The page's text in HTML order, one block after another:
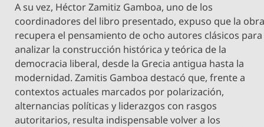
A su vez, Héctor Zamitiz Gamboa, uno de los
coordinadores del libro presentado, expuso que la
recupera el pensamiento de ocho autores clásicos para
analizar la construcción histórica y teórica de la
democracia liberal, desde la Grecia antigua hasta la
modernidad. Zamitis Gamboa destacó que, frente a
contextos actuales marcados por polarización,
alternancias políticas y liderazgos con rasgos
autoritarios, resulta indispensable volver a los